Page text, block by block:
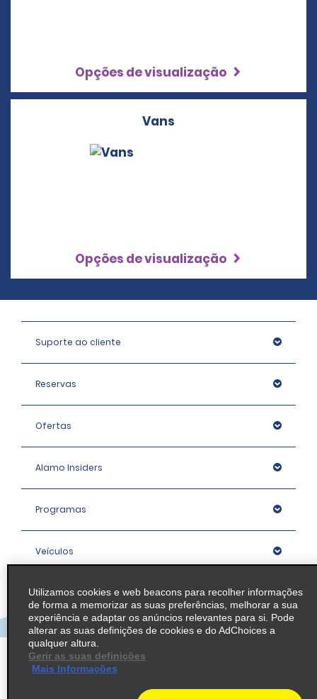
Opções de visualização
Vans
Opções de visualização
Suporte ao cliente
Reservas
Ofertas
Alamo Insiders
Programas
Veículos
Agências
Empresa
Política / Mapa do Site
Utilizamos cookies e web beacons para recolher informações
de forma a memorizar as suas preferências, melhorar a sua
experiência e adaptar os anúncios relevantes para si. Pode
alterar as suas definições de cookies e do AdChoices a
qualquer altura.
Gerir as suas definições
Mais Informações